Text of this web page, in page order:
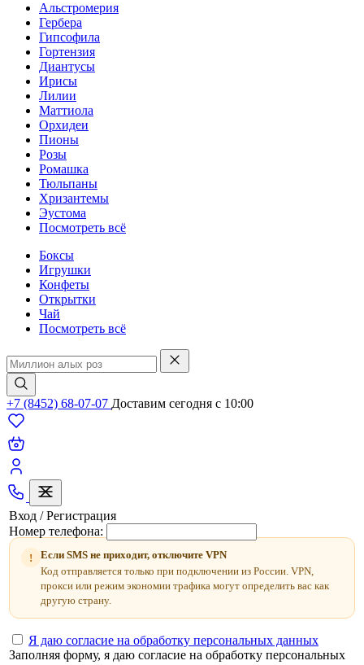
Альстромерия
Гербера
Гипсофила
Гортензия
Диантусы
Ирисы
Лилии
Маттиола
Орхидеи
Пионы
Розы
Ромашка
Тюльпаны
Хризантемы
Эустома
Посмотреть всё
Боксы
Игрушки
Конфеты
Открытки
Чай
Посмотреть всё
+7 (8452) 68-07-07 Доставим сегодня c 10:00
Вход / Регистрация
Номер телефона:
!
Если SMS не приходит, отключите VPN
Код отправляется только при подключении из России. VPN,
прокси или режим экономии трафика могут определить вас как
другую страну.
Я даю согласие на обработку персональных данных
Заполняя форму, я даю согласие на обработку персональных